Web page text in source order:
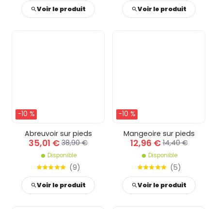
Voir le produit Voir le produit
-10 %
Abreuvoir sur pieds
35,01 € 38,90 €
Disponible
(9)
Voir le produit
-10 %
Mangeoire sur pieds
12,96 € 14,40 €
Disponible
(5)
Voir le produit